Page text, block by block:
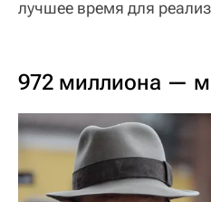
лучшее время для
972 миллиона —